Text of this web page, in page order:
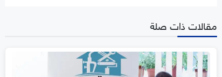
مقالات ذات صلة